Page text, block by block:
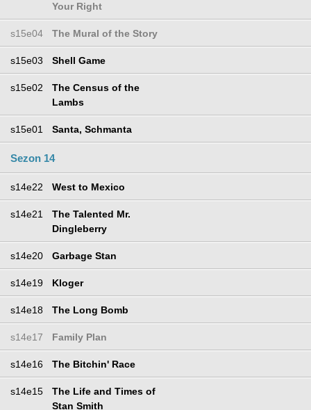
Your Right
s15e04 The Mural of the Story
s15e03 Shell Game
s15e02
The Census of the
Lambs
s15e01 Santa, Schmanta
Sezon 14
s14e22 West to Mexico
s14e21
The Talented Mr.
Dingleberry
s14e20 Garbage Stan
s14e19 Kloger
s14e18 The Long Bomb
s14e17 Family Plan
s14e16 The Bitchin' Race
s14e15
The Life and Times of
Stan Smith